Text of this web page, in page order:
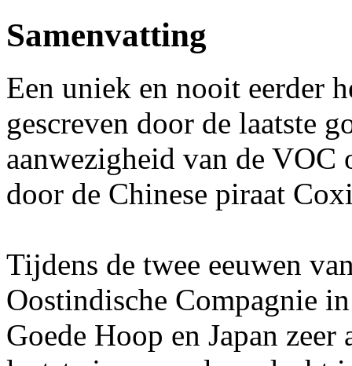
Samenvatting
Een uniek en nooit eerder
gescreven door de laatste
aanwezigheid van de
door de Chinese piraat
Tijdens de twee eeuwen
Oostindische Compagnie
Goede Hoop en Japan